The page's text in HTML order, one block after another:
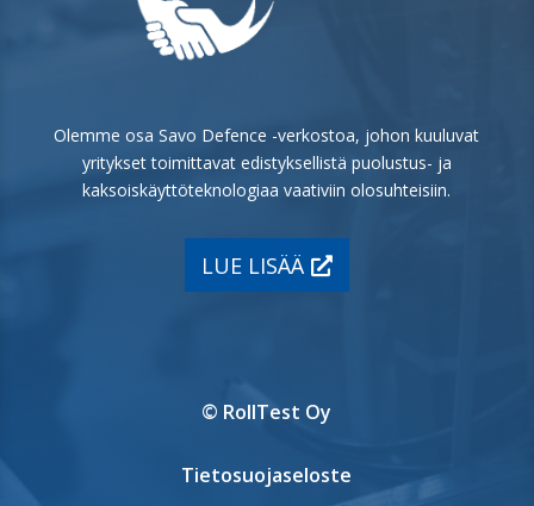
Olemme osa Savo Defence -verkostoa, johon kuuluvat
yritykset toimittavat edistyksellistä puolustus- ja
kaksoiskäyttöteknologiaa vaativiin olosuhteisiin.
LUE LISÄÄ
© RollTest Oy
Tietosuojaseloste